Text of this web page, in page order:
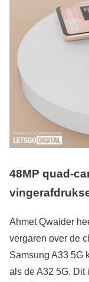
48MP quad-
Ahmet Qwaider
vergaren over de
Samsung A33 5G
als de A32 5G.